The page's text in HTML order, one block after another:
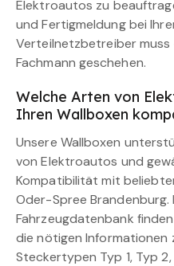
Elektroautos zu
und Fertigmeldung bei
Verteilnetzbetreiber muss
Fachmann geschehen.
Welche Arten von
Ihren Wallboxen
Unsere Wallboxen
von Elektroautos und
Kompatibilität mit
Oder-Spree Brandenburg.
Fahrzeugdatenbank
die nötigen Informationen
Steckertypen Typ 1, Typ 2,